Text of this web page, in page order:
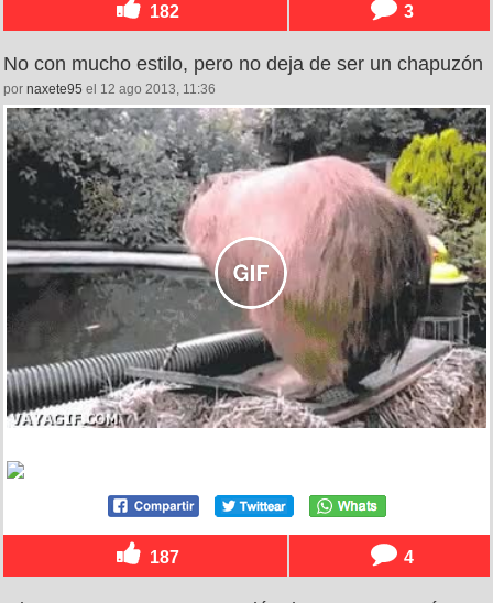
182 3
No con mucho estilo, pero no deja de ser un chapuzón
por naxete95 el 12 ago 2013, 11:36
187 4